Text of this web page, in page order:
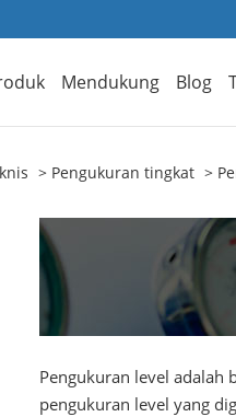
Mendukung Blog
Pengukuran tingkat
Pengukuran level adalah
pengukuran level yang